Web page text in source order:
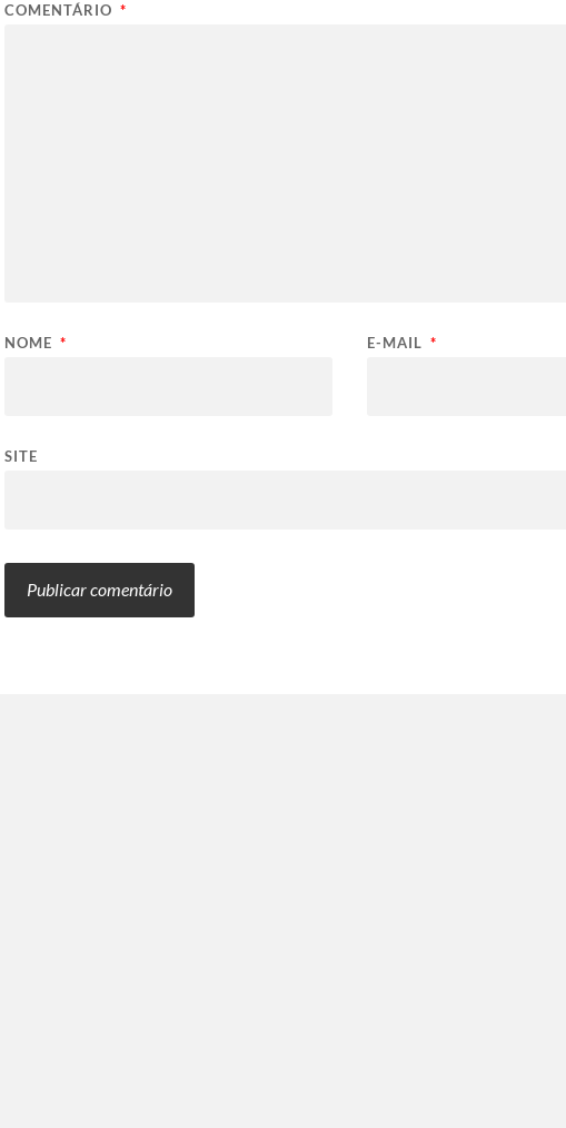
COMENTÁRIO *
NOME * E-MAIL *
SITE